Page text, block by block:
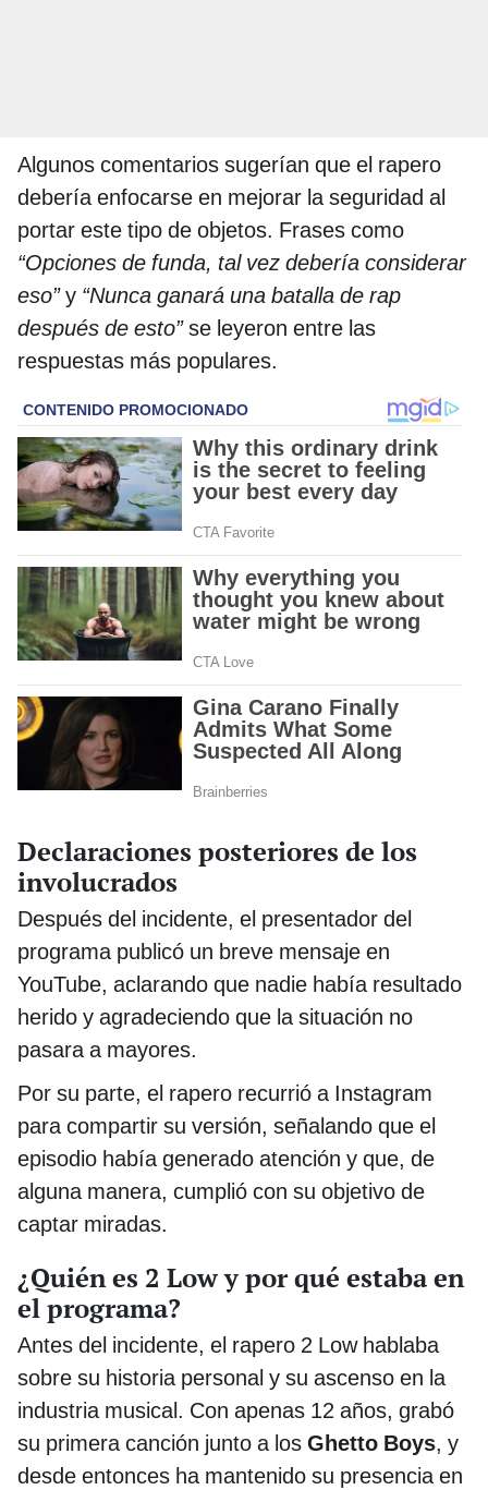
Algunos comentarios sugerían que el rapero
debería enfocarse en mejorar la seguridad al
portar este tipo de objetos. Frases como
“Opciones de funda, tal vez debería considerar
eso”y “Nunca ganará una batalla de rap
después de esto”se leyeron entre las
respuestas más populares.
Declaraciones posteriores de los
involucrados
Después del incidente, el presentador del
programa publicó un breve mensaje en
YouTube, aclarando que nadie había resultado
herido y agradeciendo que la situación no
pasara a mayores.
Por su parte, el rapero recurrió a Instagram
para compartir su versión, señalando que el
episodio había generado atención y que, de
alguna manera, cumplió con su objetivo de
captar miradas.
¿Quién es 2 Low y por qué estaba en
el programa?
Antes del incidente, el rapero 2 Low hablaba
sobre su historia personal y su ascenso en la
industria musical. Con apenas 12 años, grabó
su primera canción junto a los Ghetto Boys, y
desde entonces ha mantenido su presencia en